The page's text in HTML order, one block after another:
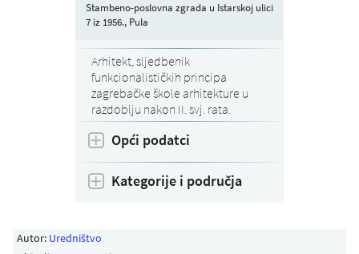
Autor: Uredništvo
Stambeno-poslovna zgrada u Istarskoj ulici
7 iz 1956., Pula
Arhitekt, sljedbenik
funkcionalističkih principa
zagrebačke škole arhitekture u
razdoblju nakon II. svj. rata.
Opći podatci
Kategorije i područja